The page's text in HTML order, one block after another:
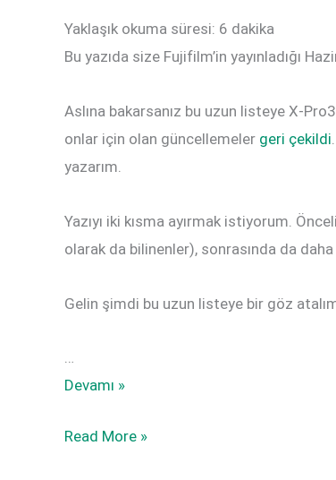
Yaklaşık okuma süresi: 6 dakika
Bu yazıda size Fujifilm’in yayınladığı
Aslına bakarsanız bu uzun listeye X-
onlar için olan güncellemeler geri çekildi
yazarım.
Yazıyı iki kısma ayırmak istiyorum.
olarak da bilinenler), sonrasında da
Gelin şimdi bu uzun listeye bir göz
…
GFX100,
X-
Devamı »
GFX100,
Read More »